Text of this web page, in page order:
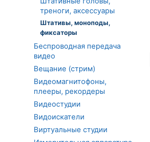
треноги, аксессуары
Штативы, моноподы,
фиксаторы
Беспроводная передача
видео
Вещание (стрим)
Видеомагнитофоны,
плееры, рекордеры
Видеостудии
Видоискатели
Виртуальные студии